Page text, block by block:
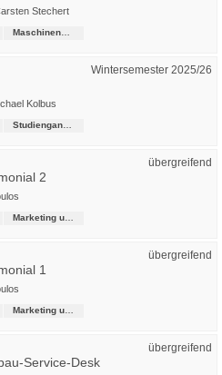
Stechert
Wintersemester 2025/26
Kolbus
übergreifend
2
übergreifend
1
übergreifend
Service-Desk